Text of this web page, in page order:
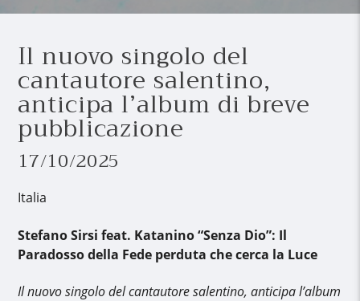
Il nuovo singolo del
cantautore salentino,
anticipa l’album di breve
pubblicazione
17/10/2025
Italia
Stefano Sirsi feat. Katanino “Senza Dio”: Il
Paradosso della Fede perduta che cerca la Luce
Il nuovo singolo del cantautore salentino, anticipa l’album